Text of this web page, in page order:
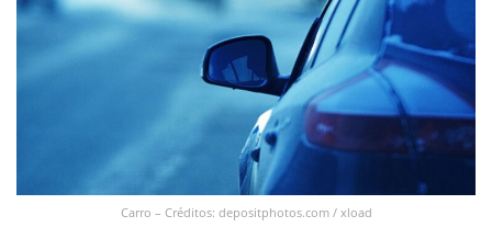
Carro – Créditos: depositphotos.com / xload